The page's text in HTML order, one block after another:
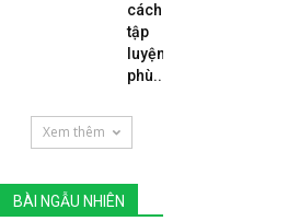
cách
tập
luyện
phù...
Xem thêm
BÀI NGẪU NHIÊN